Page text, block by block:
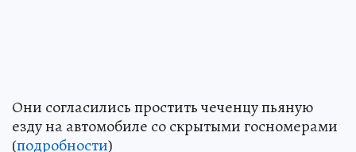
Они согласились простить чеченцу пьяную
езду на автомобиле со скрытыми госномерами
(подробности)